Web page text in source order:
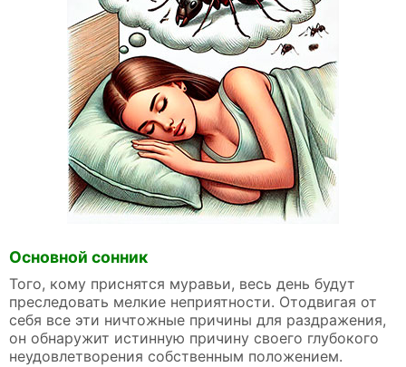
Основной сонник
Того, кому приснятся муравьи, весь день будут
преследовать мелкие неприятности. Отодвигая от
себя все эти ничтожные причины для раздражения,
он обнаружит истинную причину своего глубокого
неудовлетворения собственным положением.